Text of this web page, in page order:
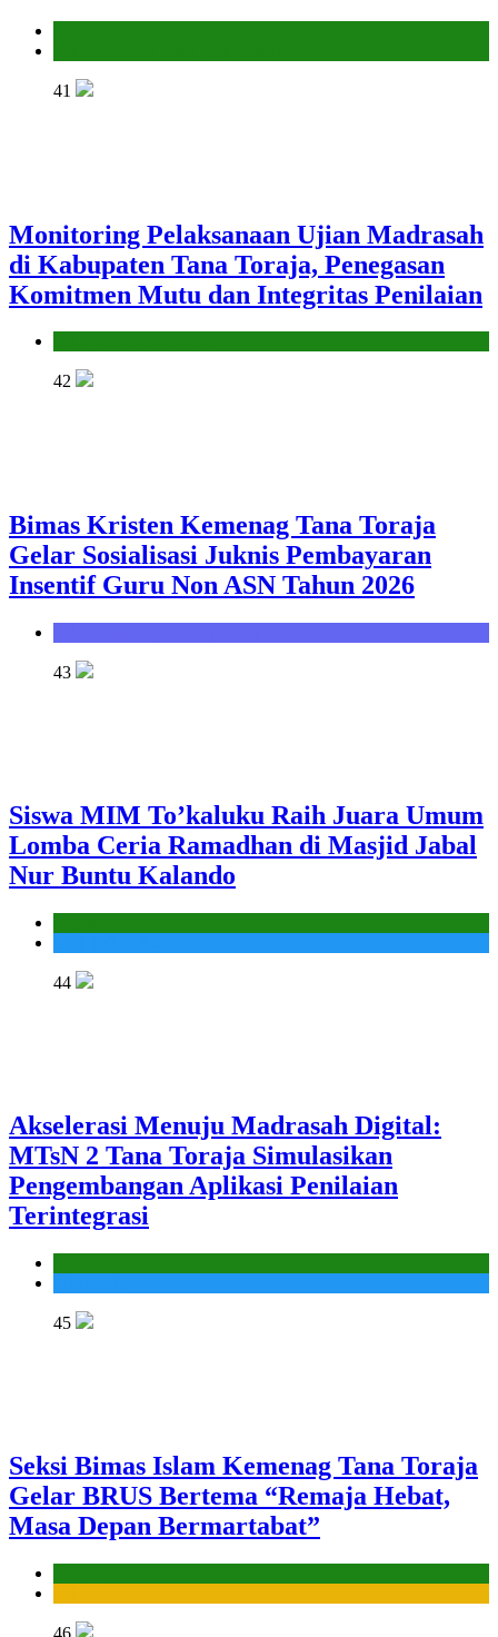
41
Monitoring Pelaksanaan Ujian Madrasah
di Kabupaten Tana Toraja, Penegasan
Komitmen Mutu dan Integritas Penilaian
42
Bimas Kristen Kemenag Tana Toraja
Gelar Sosialisasi Juknis Pembayaran
Insentif Guru Non ASN Tahun 2026
43
Siswa MIM To’kaluku Raih Juara Umum
Lomba Ceria Ramadhan di Masjid Jabal
Nur Buntu Kalando
44
Akselerasi Menuju Madrasah Digital:
MTsN 2 Tana Toraja Simulasikan
Pengembangan Aplikasi Penilaian
Terintegrasi
45
Seksi Bimas Islam Kemenag Tana Toraja
Gelar BRUS Bertema “Remaja Hebat,
Masa Depan Bermartabat”